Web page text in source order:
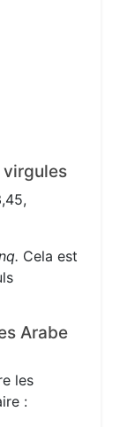
virgules
Cela est
Arabe
les
: